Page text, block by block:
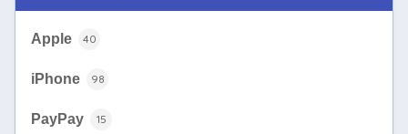
Apple 40
iPhone 98
PayPay 15